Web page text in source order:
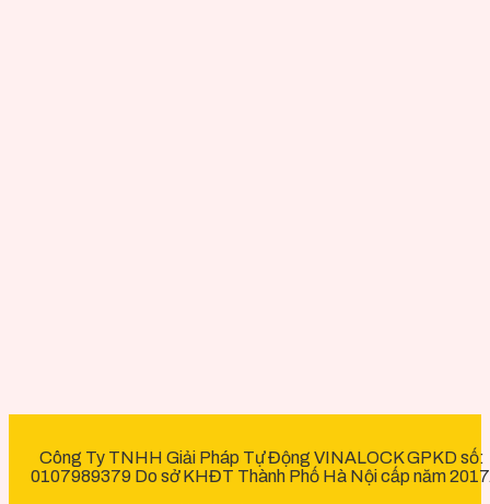
Công Ty TNHH Giải Pháp Tự Động VINALOCK GPKD số:
0107989379 Do sở KHĐT Thành Phố Hà Nội cấp năm